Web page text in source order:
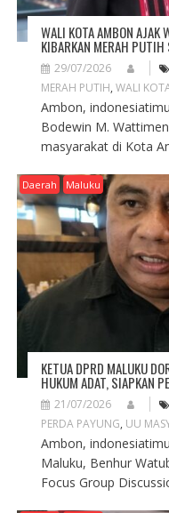
WALI KOTA AMBON AJAK
KIBARKAN MERAH
29/07/2026
MERAH PUTIH, WALI
Ambon,
Bodewin M.
masyarakat di Kota
Daerah Maluku
KETUA DPRD MALUKU
HUKUM ADAT, SIAPKAN
21/07/2026
PERDA PAYUNG, UU
Ambon,
Maluku, Benhur
Focus Group